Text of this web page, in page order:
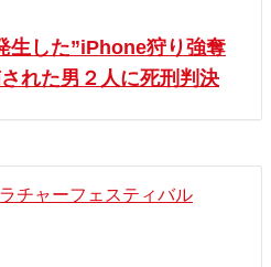
生した”iPhone狩り強奪
れた男２人に死刑判決